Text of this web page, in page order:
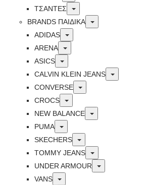
ΤΣΑΝΤΕΣ
Toggle
BRANDS ΠΑΙΔΙΚΆ
Toggle
ADIDAS
Toggle
ARENA
Toggle
ASICS
Toggle
CALVIN KLEIN JEANS
Toggle
CONVERSE
Toggle
CROCS
Toggle
NEW BALANCE
Toggle
PUMA
Toggle
SKECHERS
Toggle
TOMMY JEANS
Toggle
UNDER ARMOUR
Toggle
VANS
Toggle